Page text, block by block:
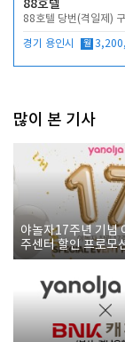
88호텔
88호텔 당번(격일제)
경기 용인시 월
많이 본 기사
야놀자17주년 기념
주센터 할인 프로모